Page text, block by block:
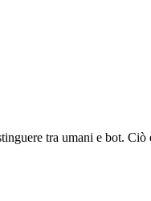
tra umani e bot.